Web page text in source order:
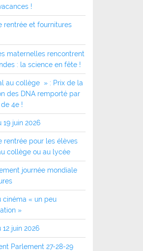
!
rentrée et fournitures
maternelles rencontrent
: la science en fête !
au collège » : Prix de la
des DNA remporté par
4e !
19 juin 2026
rentrée pour les élèves
collège ou au lycée
journée mondiale
cinéma « un peu
»
12 juin 2026
Parlement 27-28-29